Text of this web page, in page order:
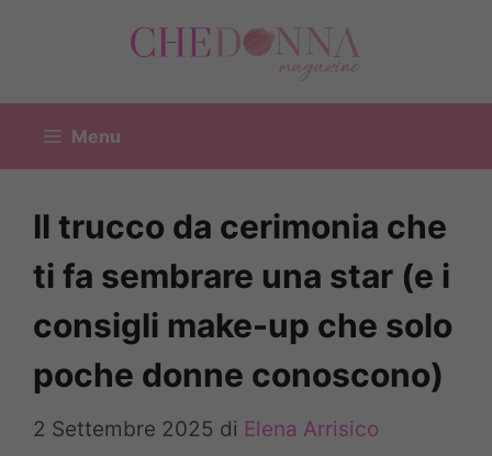
Menu
Il trucco da cerimonia che
ti fa sembrare una star (e i
consigli make-up che solo
poche donne conoscono)
2 Settembre 2025 di Elena Arrisico